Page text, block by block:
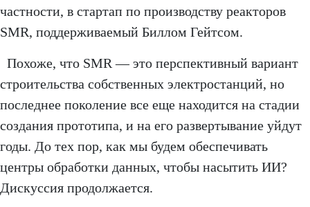
частности, в стартап по производству реакторов
SMR, поддерживаемый Биллом Гейтсом.
Похоже, что SMR — это перспективный вариант
строительства собственных электростанций, но
последнее поколение все еще находится на стадии
создания прототипа, и на его развертывание уйдут
годы. До тех пор, как мы будем обеспечивать
центры обработки данных, чтобы насытить ИИ?
Дискуссия продолжается.